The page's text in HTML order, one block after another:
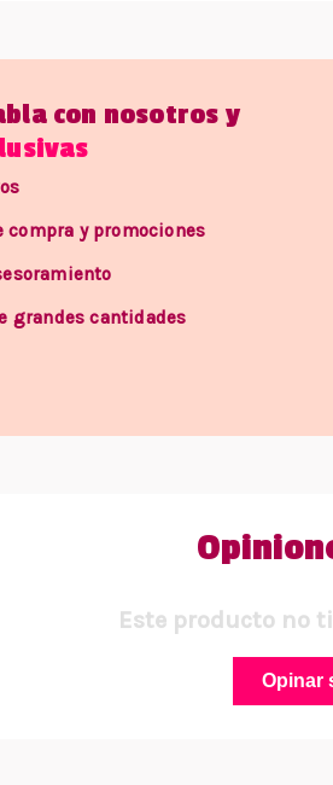
con nosotros y
compra y promociones
grandes cantidades
Este producto no
Opinar